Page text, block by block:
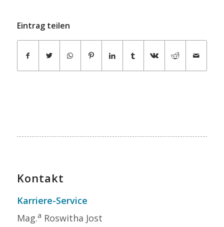
Eintrag teilen
Kontakt
Karriere-Service
Mag.a Roswitha Jost